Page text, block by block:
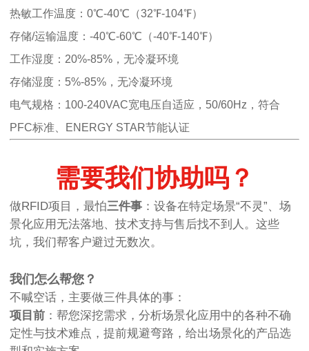
热敏工作温度：0℃-40℃（32℉-104℉）
存储/运输温度：-40℃-60℃（-40℉-140℉）
工作湿度：20%-85%，无冷凝环境
存储湿度：5%-85%，无冷凝环境
电气规格：100-240VAC宽电压自适应，50/60Hz，符合
PFC标准、ENERGY STAR节能认证
需要我们协助吗？
做RFID项目，最怕三件事 ：设备在特定场景“不灵”、场
景化应用无法落地、技术支持与售后找不到人。这些
坑，我们帮客户避过无数次。
我们怎么帮您？
不喊空话，主要做三件具体的事：
项目前 ：帮您深挖需求，分析场景化应用中的各种不确
定性与技术难点，提前规避弯路，给出场景化的产品选